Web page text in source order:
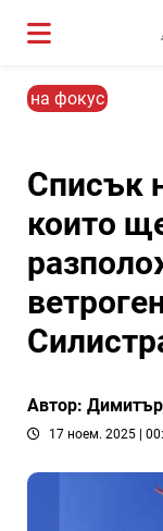
на фокус
Списък
които
Автор:
17 ноем. 2025 |